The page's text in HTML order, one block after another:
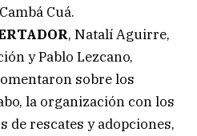
Cuá.
, Natalí Aguirre,
y Pablo Lezcano,
sobre los
la organización con los
de rescates y adopciones,